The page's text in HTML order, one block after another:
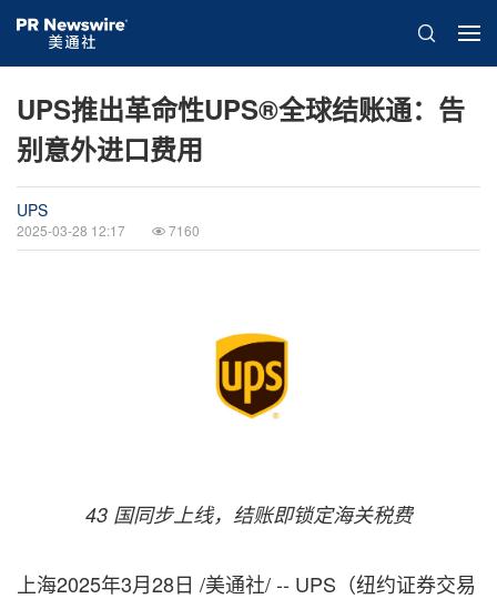
UPS推出革命性UPS®全球结账通：告
别意外进口费用
UPS
2025-03-28 12:17 7160
43 国同步上线，结账即锁定海关税费
上海2025年3月28日 /美通社/ -- UPS（纽约证券交易